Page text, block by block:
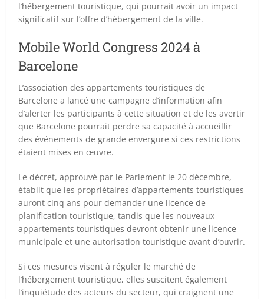
l’hébergement touristique, qui pourrait avoir un impact
significatif sur l’offre d’hébergement de la ville.
Mobile World Congress 2024 à
Barcelone
L’association des appartements touristiques de
Barcelone a lancé une campagne d’information afin
d’alerter les participants à cette situation et de les avertir
que Barcelone pourrait perdre sa capacité à accueillir
des événements de grande envergure si ces restrictions
étaient mises en œuvre.
Le décret, approuvé par le Parlement le 20 décembre,
établit que les propriétaires d’appartements touristiques
auront cinq ans pour demander une licence de
planification touristique, tandis que les nouveaux
appartements touristiques devront obtenir une licence
municipale et une autorisation touristique avant d’ouvrir.
Si ces mesures visent à réguler le marché de
l’hébergement touristique, elles suscitent également
l’inquiétude des acteurs du secteur, qui craignent une